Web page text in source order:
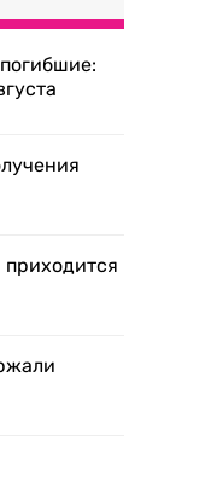
приходится